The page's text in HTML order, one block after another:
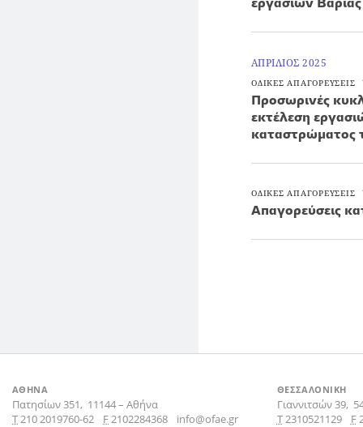
ΑΠΡΙΛΙΟΣ 2025
ΟΔΙΚΕΣ ΑΠΑΓΟΡΕΥΣΕΙΣ
Προσωρινές
εκτέλεση
καταστρώματος
ΟΔΙΚΕΣ ΑΠΑΓΟΡΕΥΣΕΙΣ
Απαγορεύσεις
ΑΘΗΝΑ
Πατησίων 351, 11144– Αθήνα
Τ210 2019760-62 F2102284368 info@ofae.gr
ΘΕΣΣΑΛΟΝΙΚΗ
Γιαννιτσών 39,
Τ2310521129 F